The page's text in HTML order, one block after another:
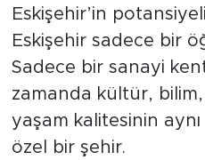
Eskişehir’in
Eskişehir sadece bir
Sadece bir sanayi
zamanda kültür,
yaşam kalitesinin
özel bir şehir.